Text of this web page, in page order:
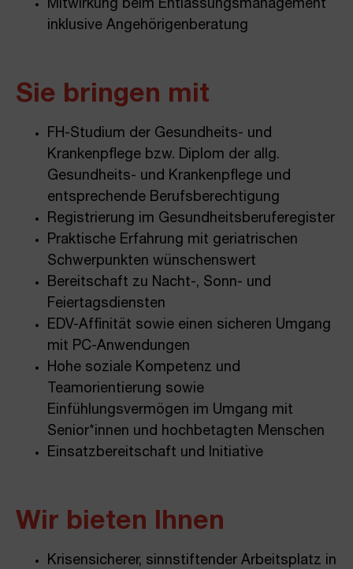
Mitwirkung beim Entlassungsmanagement
inklusive Angehörigenberatung
Sie bringen mit
FH-Studium der Gesundheits- und
Krankenpflege bzw. Diplom der allg.
Gesundheits- und Krankenpflege und
entsprechende Berufsberechtigung
Registrierung im Gesundheitsberuferegister
Praktische Erfahrung mit geriatrischen
Schwerpunkten wünschenswert
Bereitschaft zu Nacht-, Sonn- und
Feiertagsdiensten
EDV-Affinität sowie einen sicheren Umgang
mit PC-Anwendungen
Hohe soziale Kompetenz und
Teamorientierung sowie
Einfühlungsvermögen im Umgang mit
Senior*innen und hochbetagten Menschen
Einsatzbereitschaft und Initiative
Wir bieten Ihnen
Krisensicherer, sinnstiftender Arbeitsplatz in